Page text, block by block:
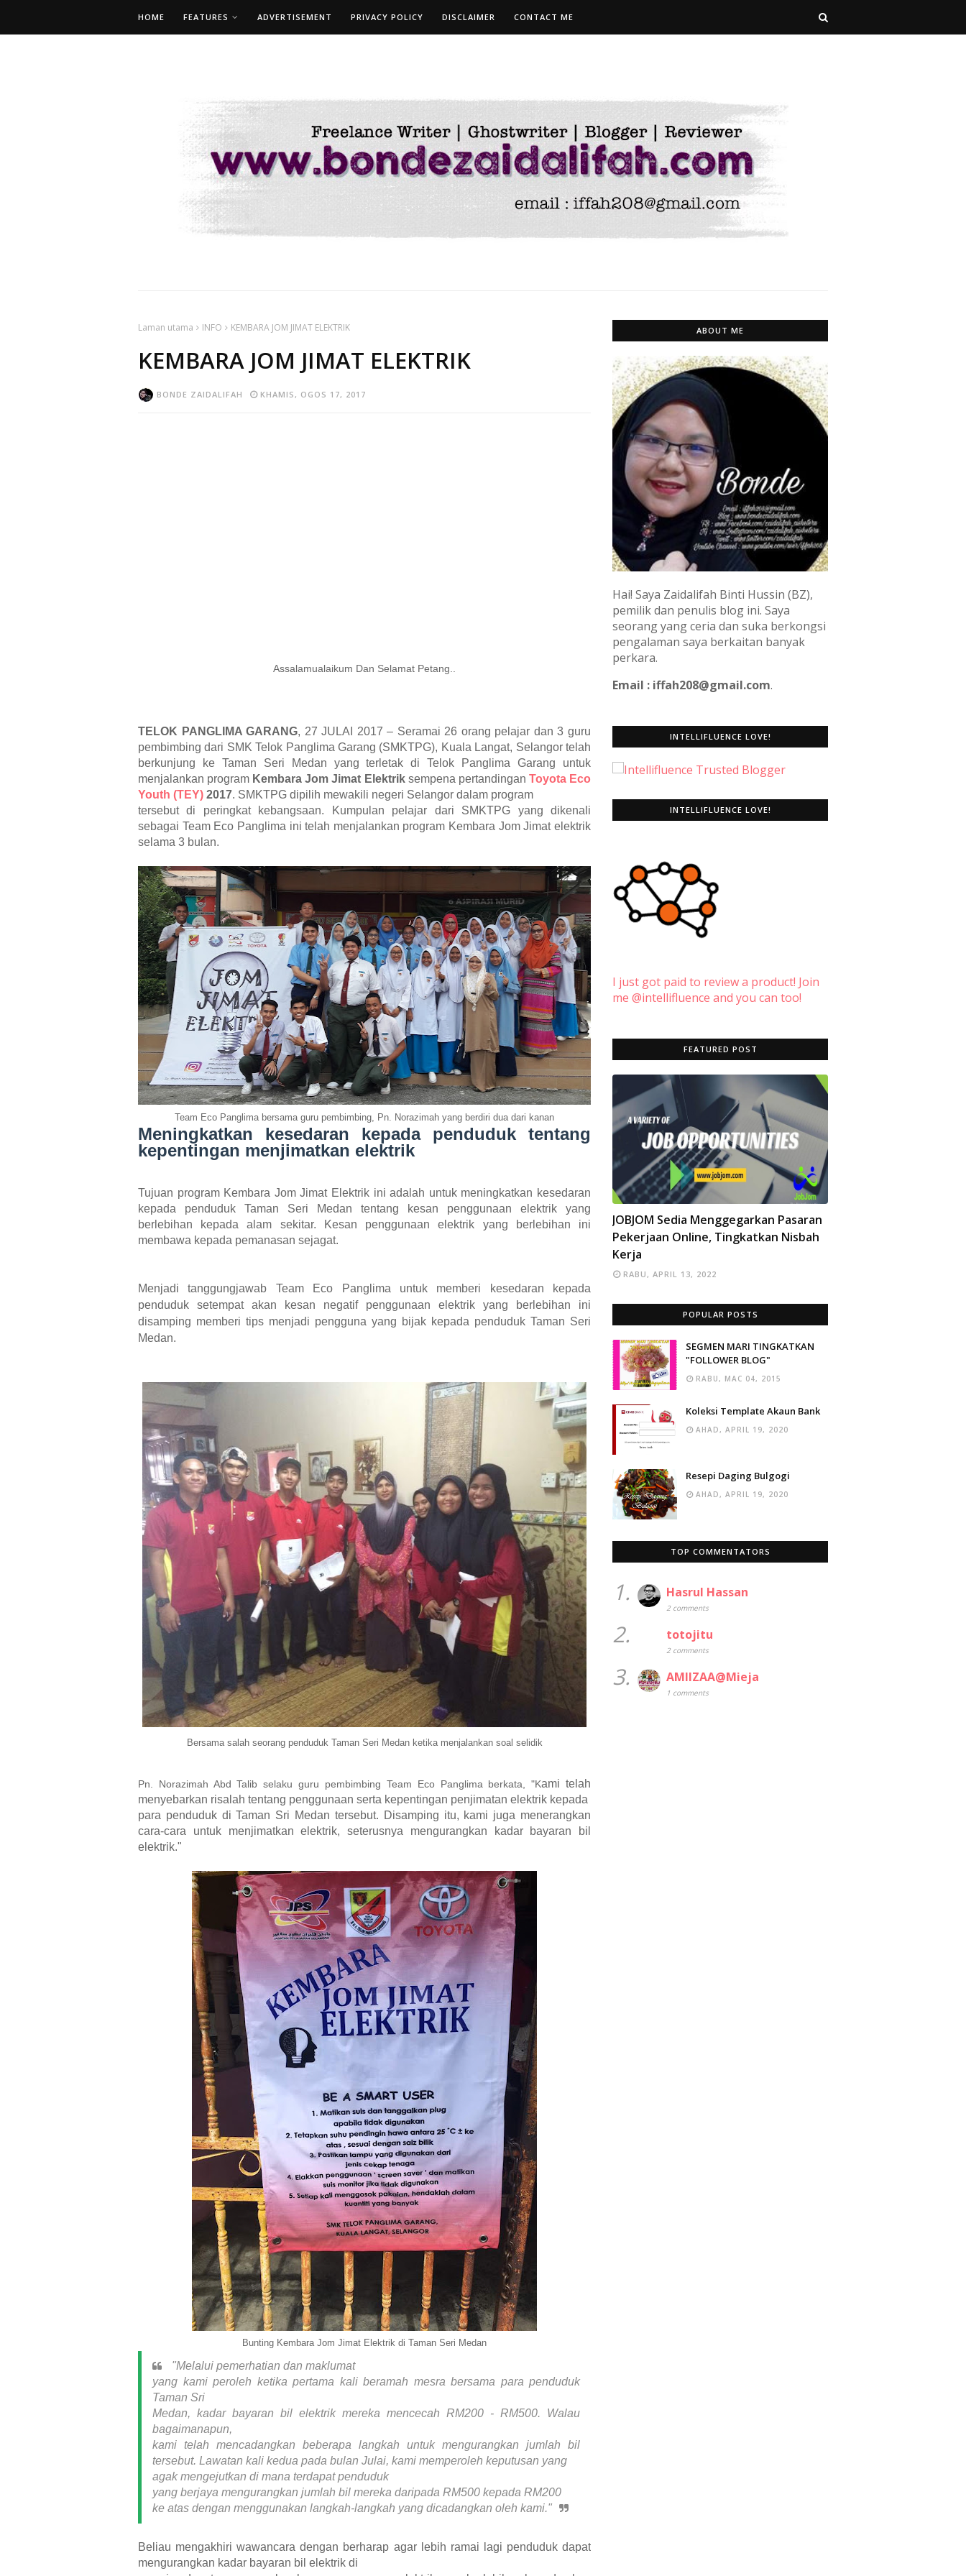
HOME FEATURES ADVERTISEMENT PRIVACY POLICY DISCLAIMER CONTACT ME
Laman utama INFO KEMBARA JOM JIMAT ELEKTRIK
KEMBARA JOM JIMAT ELEKTRIK
BONDE ZAIDALIFAH KHAMIS, OGOS 17, 2017
Assalamualaikum Dan Selamat Petang..
TELOK PANGLIMA GARANG, 27 JULAI 2017 – Seramai 26 orang pelajar dan 3 guru
pembimbing dari SMK Telok Panglima Garang (SMKTPG), Kuala Langat, Selangor telah
berkunjung ke Taman Seri Medan yang terletak di Telok Panglima Garang untuk
menjalankan program Kembara Jom Jimat Elektrik sempena pertandingan Toyota Eco
Youth (TEY) 2017. SMKTPG dipilih mewakili negeri Selangor dalam program
tersebut di peringkat kebangsaan. Kumpulan pelajar dari SMKTPG yang dikenali
sebagai Team Eco Panglima ini telah menjalankan program Kembara Jom Jimat elektrik
selama 3 bulan.
Team Eco Panglima bersama guru pembimbing, Pn. Norazimah yang berdiri dua dari kanan
Meningkatkan kesedaran kepada penduduk tentang
kepentingan menjimatkan elektrik
Tujuan program Kembara Jom Jimat Elektrik ini adalah untuk meningkatkan kesedaran
kepada penduduk Taman Seri Medan tentang kesan penggunaan elektrik yang
berlebihan kepada alam sekitar. Kesan penggunaan elektrik yang berlebihan ini
membawa kepada pemanasan sejagat.
Menjadi tanggungjawab Team Eco Panglima untuk memberi kesedaran kepada
penduduk setempat akan kesan negatif penggunaan elektrik yang berlebihan ini
disamping memberi tips menjadi pengguna yang bijak kepada penduduk Taman Seri
Medan.
Bersama salah seorang penduduk Taman Seri Medan ketika menjalankan soal selidik
Pn. Norazimah Abd Talib selaku guru pembimbing Team Eco Panglima berkata, "Kami telah
menyebarkan risalah tentang penggunaan serta kepentingan penjimatan elektrik kepada
para penduduk di Taman Sri Medan tersebut. Disamping itu, kami juga menerangkan
cara-cara untuk menjimatkan elektrik, seterusnya mengurangkan kadar bayaran bil
elektrik."
Bunting Kembara Jom Jimat Elektrik di Taman Seri Medan
"Melalui pemerhatian dan maklumat
yang kami peroleh ketika pertama kali beramah mesra bersama para penduduk
Taman Sri
Medan, kadar bayaran bil elektrik mereka mencecah RM200 - RM500. Walau
bagaimanapun,
kami telah mencadangkan beberapa langkah untuk mengurangkan jumlah bil
tersebut. Lawatan kali kedua pada bulan Julai, kami memperoleh keputusan yang
agak mengejutkan di mana terdapat penduduk
yang berjaya mengurangkan jumlah bil mereka daripada RM500 kepada RM200
ke atas dengan menggunakan langkah-langkah yang dicadangkan oleh kami."
Beliau mengakhiri wawancara dengan berharap agar lebih ramai lagi penduduk dapat
mengurangkan kadar bayaran bil elektrik di
ABOUT ME
Hai! Saya Zaidalifah Binti Hussin (BZ),
pemilik dan penulis blog ini. Saya
seorang yang ceria dan suka berkongsi
pengalaman saya berkaitan banyak
perkara.
Email : iffah208@gmail.com.
INTELLIFLUENCE LOVE!
INTELLIFLUENCE LOVE!
I just got paid to review a product! Join
me @intellifluence and you can too!
FEATURED POST
INFO
JOBJOM Sedia Menggegarkan Pasaran
Pekerjaan Online, Tingkatkan Nisbah
Kerja
RABU, APRIL 13, 2022
POPULAR POSTS
SEGMEN MARI TINGKATKAN
"FOLLOWER BLOG"
RABU, MAC 04, 2015
Koleksi Template Akaun Bank
AHAD, APRIL 19, 2020
Resepi Daging Bulgogi
AHAD, APRIL 19, 2020
TOP COMMENTATORS
1. Hasrul Hassan
2 comments
2. totojitu
2 comments
3. AMIIZAA@Mieja
1 comments